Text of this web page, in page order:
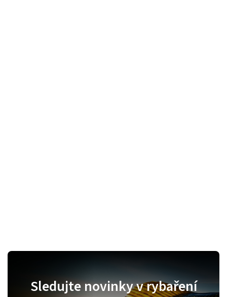
Sledujte novinky v rybaření